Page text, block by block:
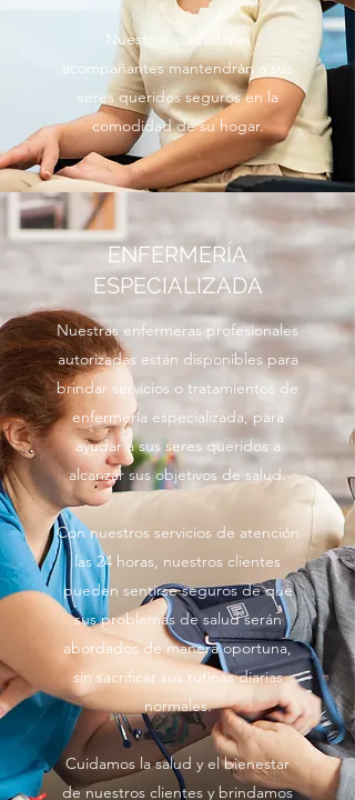
Nuestros cuidadores
acompañantes mantendrán a sus
seres queridos seguros en la
comodidad de su hogar.
ENFERMERÍA
ESPECIALIZADA
Nuestras enfermeras profesionales
autorizadas están disponibles para
brindar servicios o tratamientos de
enfermería especializada, para
ayudar a sus seres queridos a
alcanzar sus objetivos de salud.
Con nuestros servicios de atención
las 24 horas, nuestros clientes
pueden sentirse seguros de que
sus problemas de salud serán
abordados de manera oportuna,
sin sacrificar sus rutinas diarias
normales.
Cuidamos la salud y el bienestar
de nuestros clientes y brindamos